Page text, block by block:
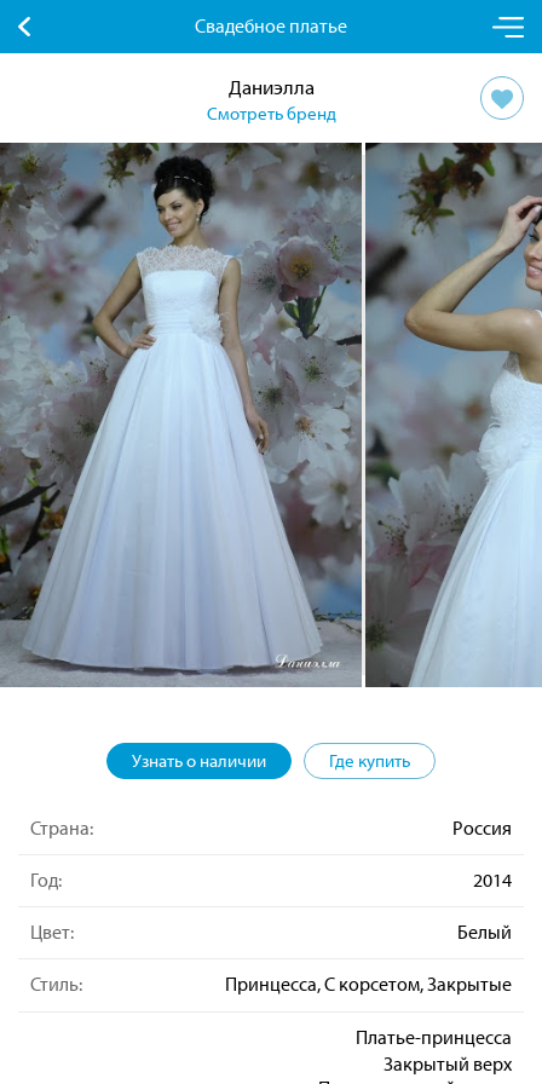
Свадебное платье
Даниэлла
Смотреть бренд
Узнать о наличии Где купить
Страна: Россия
Год: 2014
Цвет: Белый
Стиль: Принцесса, С корсетом, Закрытые
Платье-принцесса
Закрытый верх